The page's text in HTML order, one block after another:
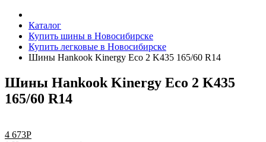
Каталог
Купить шины в Новосибирске
Купить легковые в Новосибирске
Шины Hankook Kinergy Eco 2 K435 165/60 R14
Шины Hankook Kinergy Eco 2 K435
165/60 R14
4 673Р